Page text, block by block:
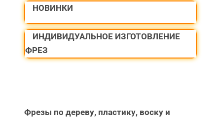
НОВИНКИ
ИНДИВИДУАЛЬНОЕ ИЗГОТОВЛЕНИЕ
ФРЕЗ
Фрезы по дереву, пластику, воску и